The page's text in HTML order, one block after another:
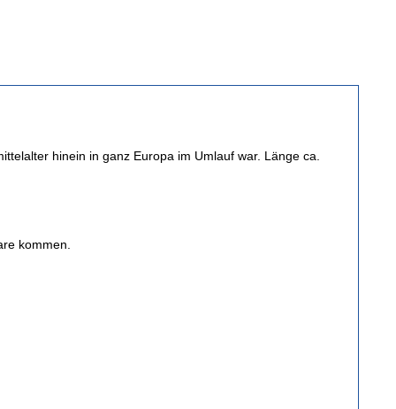
hinein in ganz Europa im Umlauf war. Länge ca.
kommen.